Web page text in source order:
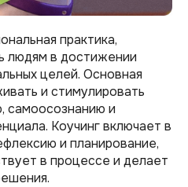
практика,
людям в достижении
целей. Основная
и стимулировать
самоосознанию и
Коучинг включает в
и планирование,
в процессе и делает